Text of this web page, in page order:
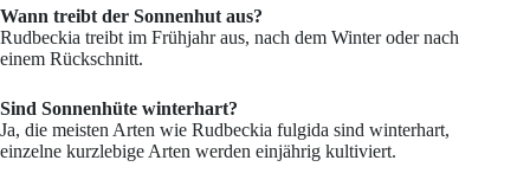
Wann treibt der Sonnenhut aus?
Rudbeckia treibt im Frühjahr aus, nach dem Winter oder nach
einem Rückschnitt.
Sind Sonnenhüte winterhart?
Ja, die meisten Arten wie Rudbeckia fulgida sind winterhart,
einzelne kurzlebige Arten werden einjährig kultiviert.